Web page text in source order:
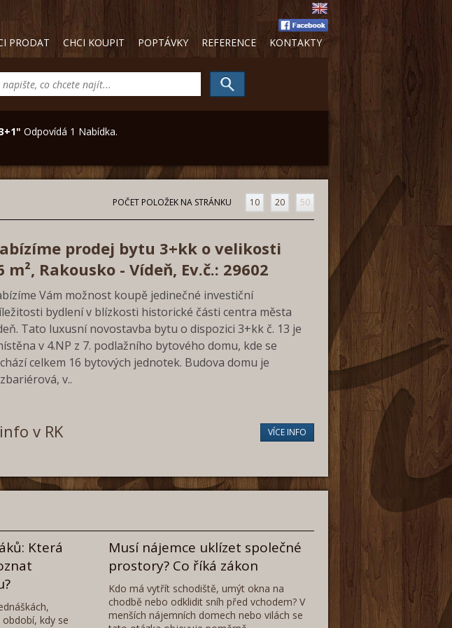
PRODAT CHCI KOUPIT POPTÁVKY REFERENCE KONTAKTY
Odpovídá 1 Nabídka.
POČET POLOŽEK NA STRÁNKU 10 20 50
prodej bytu 3+kk o velikosti
m², Rakousko - Vídeň, Ev.č.: 29602
Vám možnost koupě jedinečné investiční
bydlení v blízkosti historické části centra města
Tato luxusní novostavba bytu o dispozici 3+kk č. 13 je
v 4.NP z 7. podlažního bytového domu, kde se
celkem 16 bytových jednotek. Budova domu je
v..
info v RK VÍCE INFO
Která
kdy se
Musí nájemce uklízet společné
prostory? Co říká zákon
Kdo má vytřít schodiště, umýt okna na
chodbě nebo odklidit sníh před vchodem? V
menších nájemních domech nebo vilách se